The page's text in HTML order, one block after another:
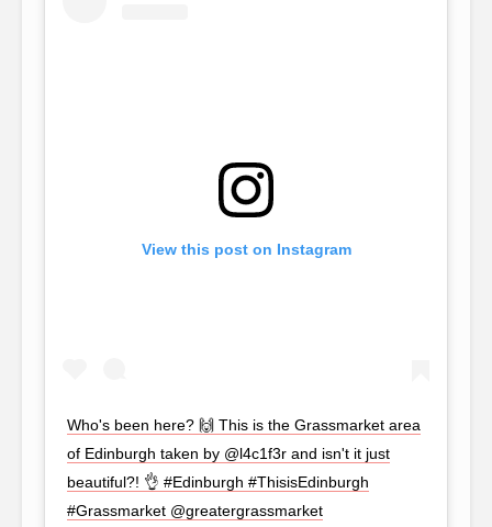
View this post on Instagram
Who's been here? 🙌 This is the Grassmarket area
of Edinburgh taken by @l4c1f3r and isn't it just
beautiful?! 👌 #Edinburgh #ThisisEdinburgh
#Grassmarket @greatergrassmarket